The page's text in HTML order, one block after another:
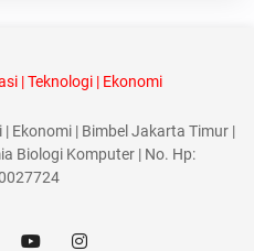
Ekonomi | Bimbel Jakarta Timur |
Biologi Komputer | No. Hp: